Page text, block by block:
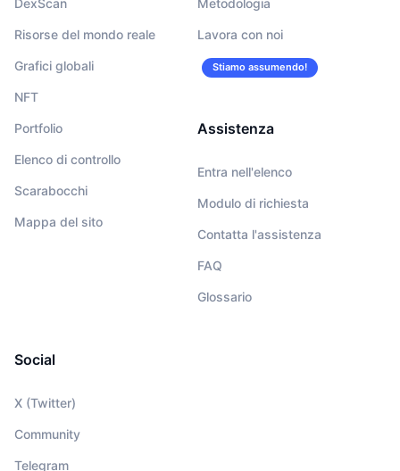
DexScan
Risorse del mondo reale
Grafici globali
NFT
Portfolio
Elenco di controllo
Scarabocchi
Mappa del sito
Metodologia
Lavora con noi
Stiamo assumendo!
Assistenza
Entra nell'elenco
Modulo di richiesta
Contatta l'assistenza
FAQ
Glossario
Social
X (Twitter)
Community
Telegram